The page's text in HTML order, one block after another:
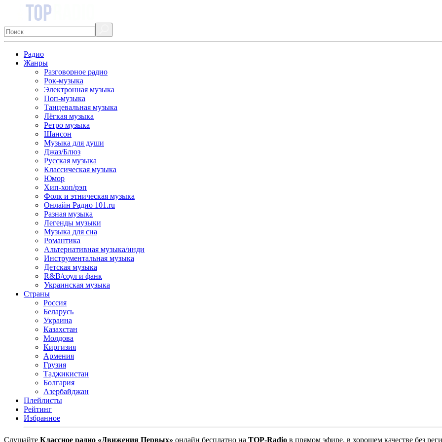
Радио
Жанры
Разговорное радио
Рок-музыка
Электронная музыка
Поп-музыка
Танцевальная музыка
Лёгкая музыка
Ретро музыка
Шансон
Музыка для души
Джаз/Блюз
Русская музыка
Классическая музыка
Юмор
Хип-хоп/рэп
Фолк и этническая музыка
Онлайн Радио 101.ru
Разная музыка
Легенды музыки
Музыка для сна
Романтика
Альтернативная музыка/инди
Инструментальная музыка
Детская музыка
R&B/cоул и фанк
Украинская музыка
Страны
Россия
Беларусь
Украина
Казахстан
Молдова
Киргизия
Армения
Грузия
Таджикистан
Болгария
Азербайджан
Плейлисты
Рейтинг
Избранное
Cлушайте Классное радио «Движения Первых» онлайн бесплатно на TOP-Radio в прямом эфире, в хорошем качестве без